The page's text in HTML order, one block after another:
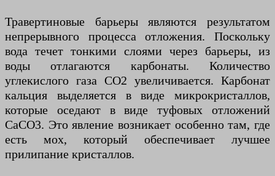
Травертиновые барьеры являются результатом
непрерывного процесса отложения. Поскольку
вода течет тонкими слоями через барьеры, из
воды отлагаются карбонаты. Количество
углекислого газа CO2 увеличивается. Карбонат
кальция выделяется в виде микрокристаллов,
которые оседают в виде туфовых отложений
СаСО3. Это явление возникает особенно там, где
есть мох, который обеспечивает лучшее
прилипание кристаллов.